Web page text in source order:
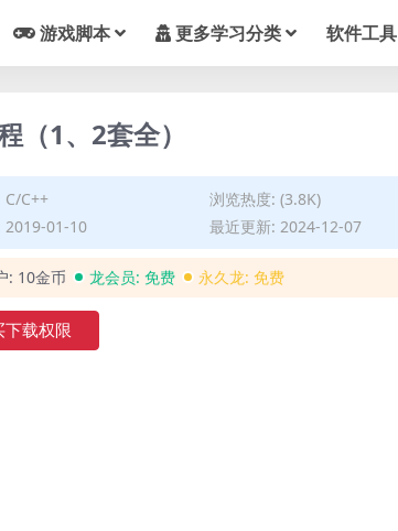
游戏脚本 更多学习分类 软件工具
（1、2套全）
C/C++
浏览热度: (3.8K)
2019-01-10
最近更新: 2024-12-07
: 10金币 龙会员: 免费 永久龙: 免费
下载权限